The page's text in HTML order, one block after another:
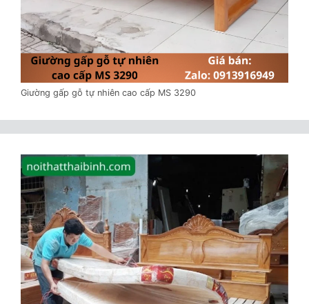
Giường gấp gỗ tự nhiên cao cấp MS 3290